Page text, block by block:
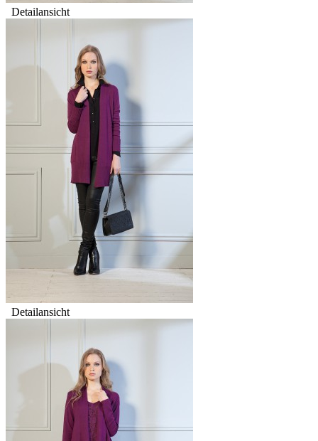
Detailansicht
Detailansicht